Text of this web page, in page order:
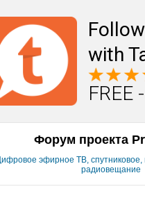
with
FREE
Форум проекта
эфирное ТВ, спутниковое,
радиовещание